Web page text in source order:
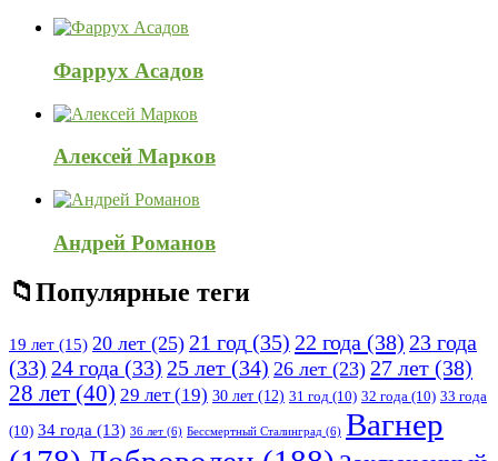
Фаррух Асадов
Алексей Марков
Андрей Романов
Популярные теги
19 лет (15) 20 лет (25) 21 год (35) 22 года (38) 23 года
(33) 24 года (33) 25 лет (34) 26 лет (23) 27 лет (38)
28 лет (40) 29 лет(19) 30 лет (12) 31 год (10) 32 года (10) 33 года
(10) 34 года (13) 36 лет (6) Бессмертный Сталинград (6) Вагнер